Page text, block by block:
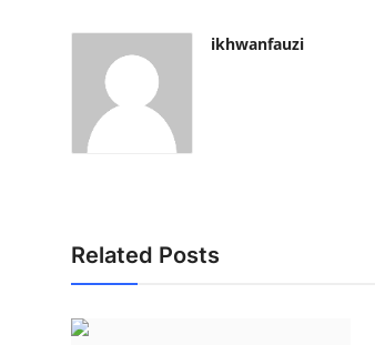
ikhwanfauzi
Related Posts